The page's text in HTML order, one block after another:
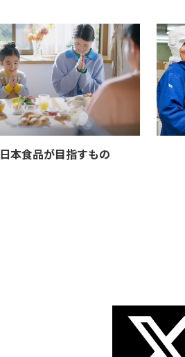
日本食品が目指すもの